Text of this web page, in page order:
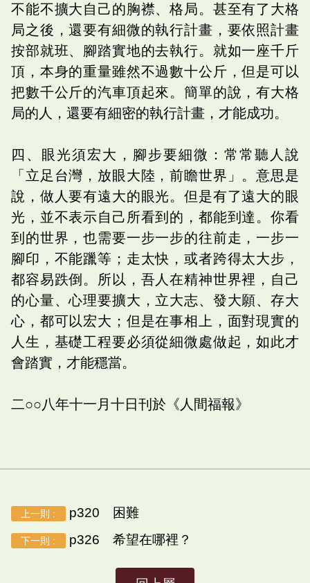
不能不擴大自己的胸襟、格局。甚至有了大格
局之後，還要有細微的執行計畫，要依照計畫
按部就班、腳踏實地的去執行。就如一座千斤
頂，本身的重量雖然不過數十公斤，但是可以
把數千公斤的汽車頂起來。簡單的說，有大格
局的人，還要有細密的執行計畫，才能成功。
四、眼光須宏大，腳步要細微：常常聽人說
「立足台灣，放眼大陸，前瞻世界」。意思是
說，做人要有遠大的眼光。但是有了遠大的眼
光，並不表示自己所看到的，都能到達。你看
到的世界，也需要一步一步的往前走，一步一
腳印，不能躐等；走太快，或者跨得太大步，
都容易跌倒。所以，吾人在精神世界裡，自己
的心量、心理要擴大，立大志、發大願、存大
心，都可以宏大；但是在事相上，面對現實的
人生，基礎工程要必須從細微處做起，如此才
會踏實，才能穩當。
二○○八年十一月十日刊於《人間福報》
上一則 : p320 困難
下一則 : p326 希望在哪裡？